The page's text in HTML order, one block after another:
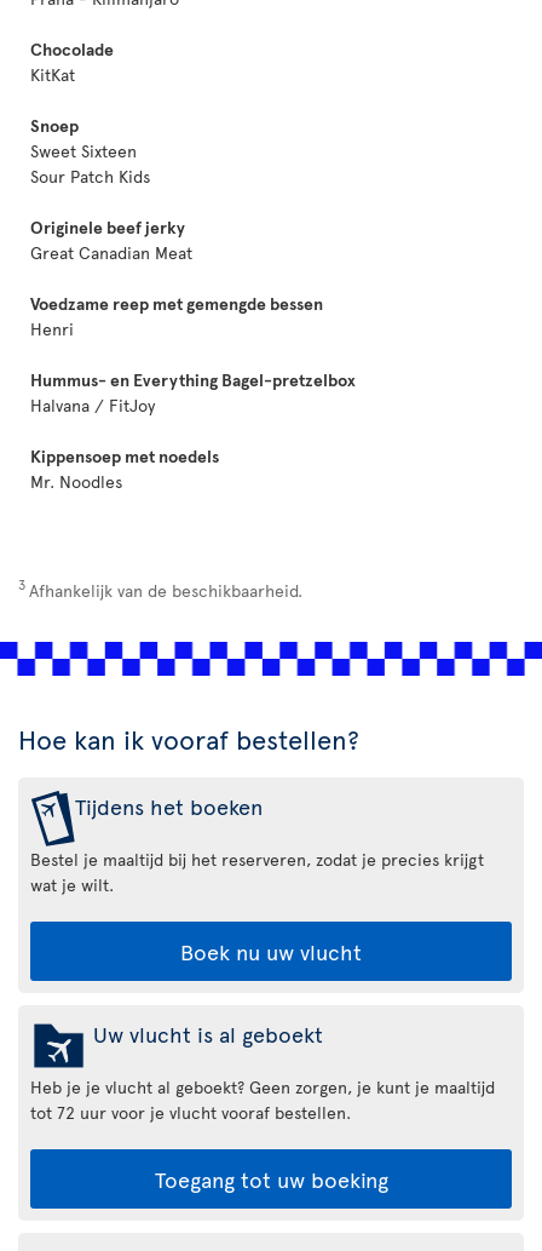
Chocolade
KitKat
Snoep
Sweet Sixteen
Sour Patch Kids
Originele beef jerky
Great Canadian Meat
Voedzame reep met gemengde bessen
Henri
Hummus- en Everything Bagel-pretzelbox
Halvana / FitJoy
Kippensoep met noedels
Mr. Noodles
3 Afhankelijk van de beschikbaarheid.
Hoe kan ik vooraf bestellen?
Tijdens het boeken
Bestel je maaltijd bij het reserveren, zodat je precies krijgt
wat je wilt.
Boek nu uw vlucht
Uw vlucht is al geboekt
Heb je je vlucht al geboekt? Geen zorgen, je kunt je maaltijd
tot 72 uur voor je vlucht vooraf bestellen.
Toegang tot uw boeking